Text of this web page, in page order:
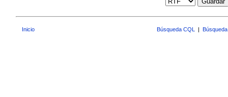
Inicio Búsqueda CQL